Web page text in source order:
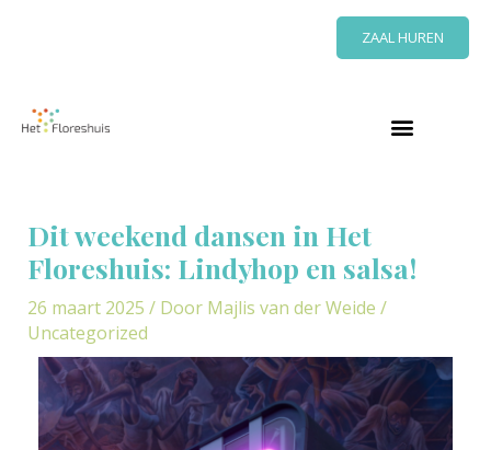
ZAAL HUREN
Dit weekend dansen in Het
Floreshuis: Lindyhop en salsa!
26 maart 2025 / Door Majlis van der Weide /
Uncategorized